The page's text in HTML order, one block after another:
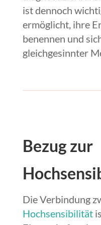
ist dennoch
ermöglicht, ihre
benennen und
gleichgesinnter
Bezug zur
Die Verbindung
Hochsensibilität